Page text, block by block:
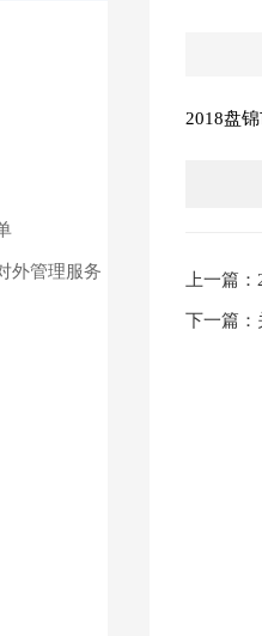
外管理服务
2018盘
上一篇
下一篇：